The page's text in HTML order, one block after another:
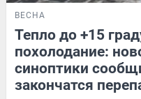
ВЕСНА
Тепло до +15
похолодание:
синоптики
закончатся